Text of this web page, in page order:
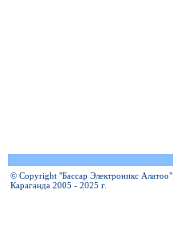
© Copyright "Бассар Электроникс Алатоо"
Караганда 2005 - 2025 г.